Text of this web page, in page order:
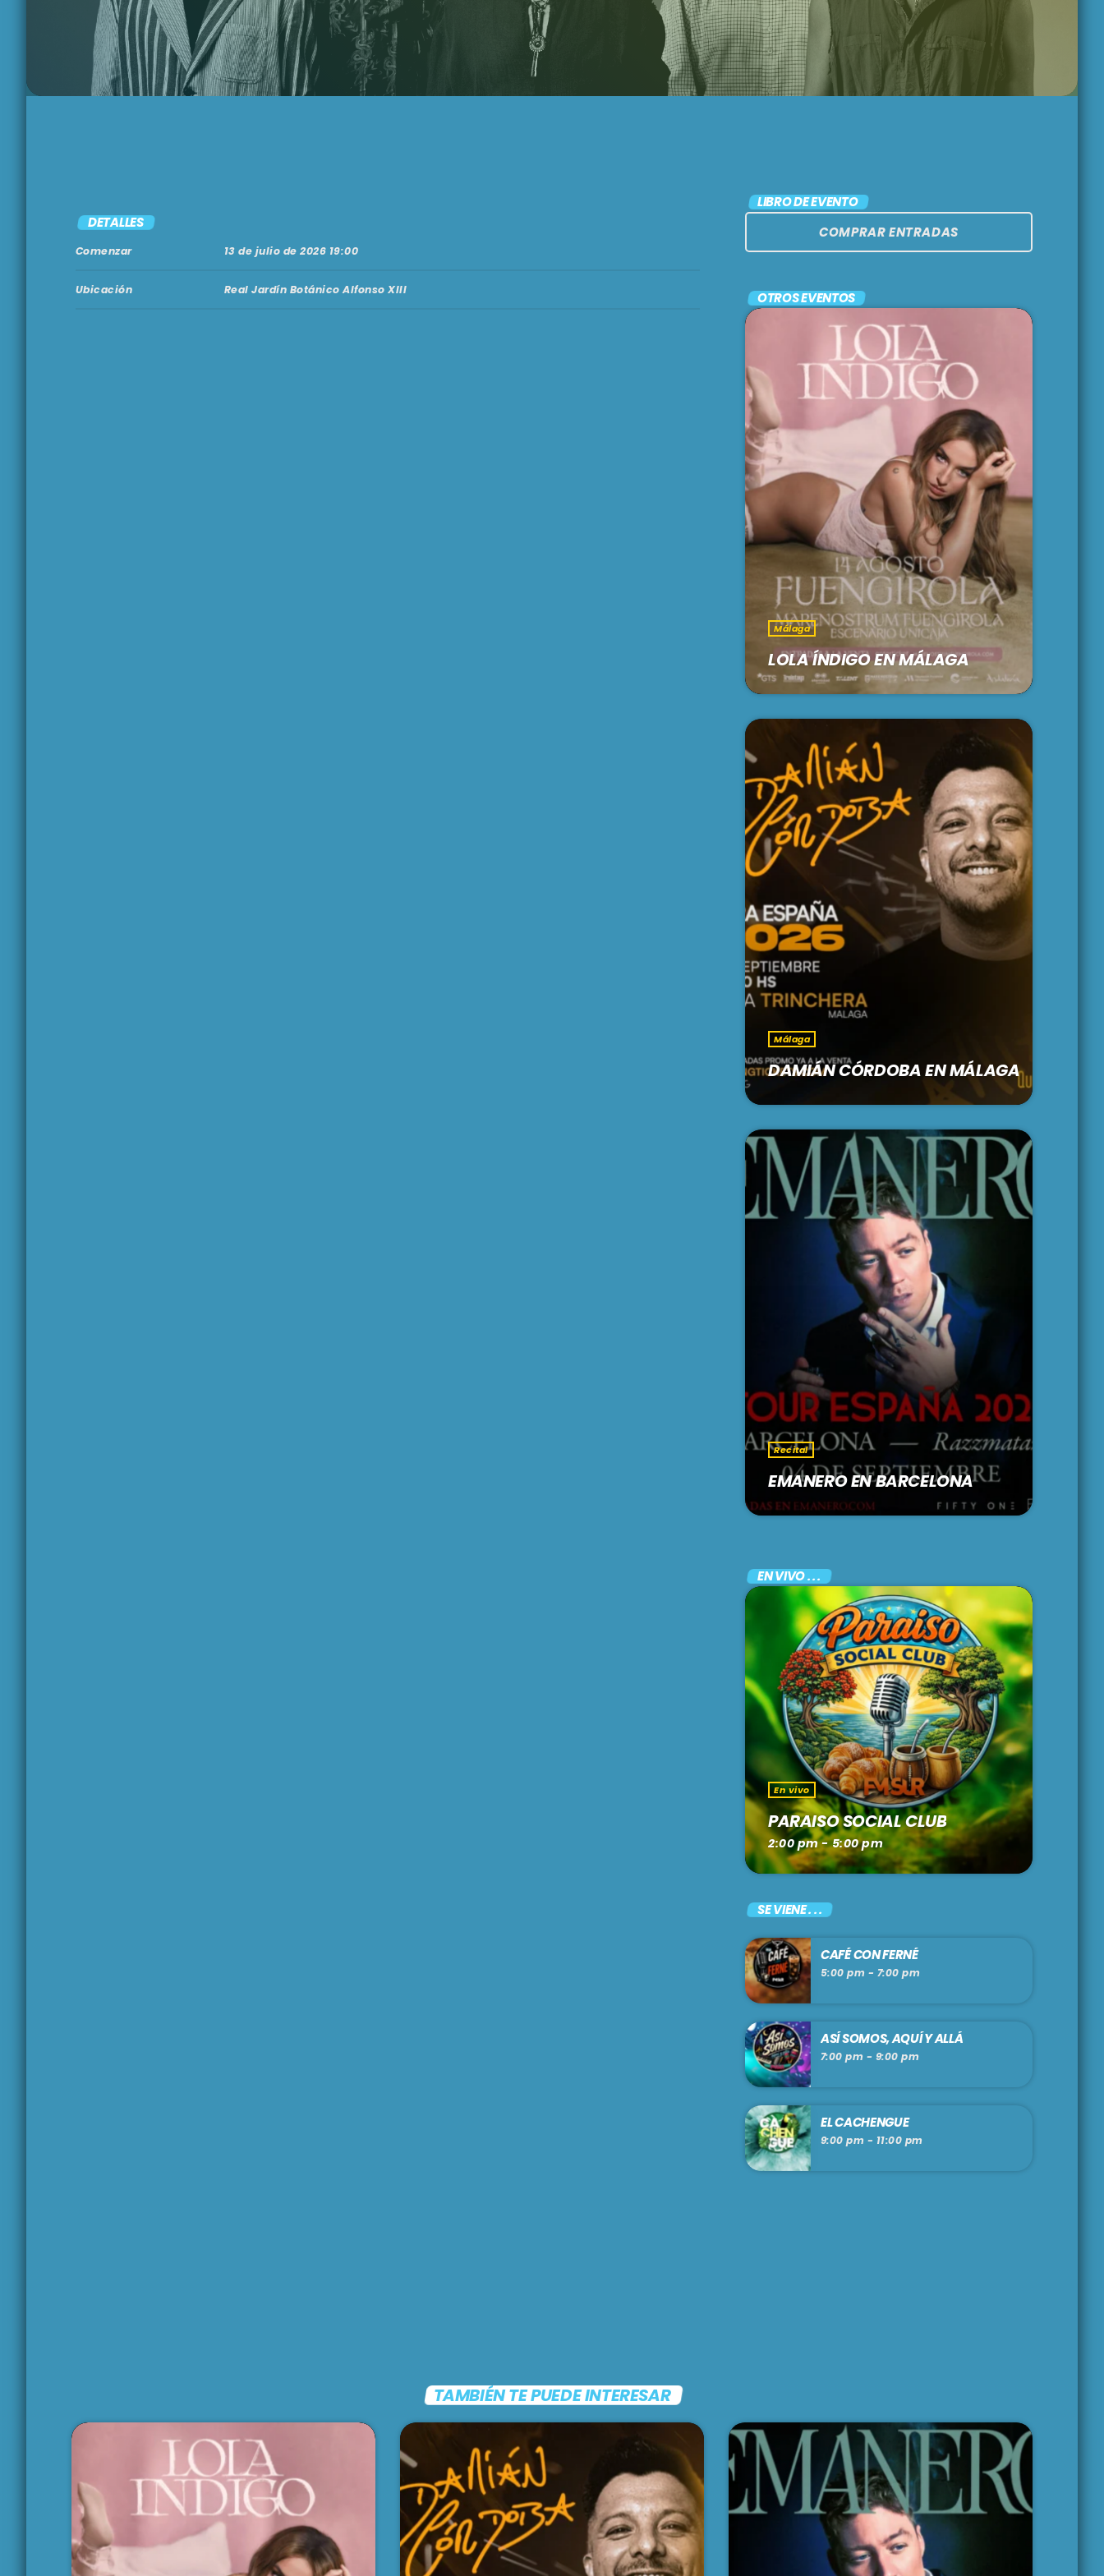
9:00 pm - 11:00 pm
DETALLES
Comenzar 13 de julio de 2026 19:00
Ubicación Real Jardín Botánico Alfonso XIII
LIBRO DE EVENTO
COMPRAR ENTRADAS
OTROS EVENTOS
Málaga
LOLA ÍNDIGO EN MÁLAGA
Málaga
DAMIÁN CÓRDOBA EN MÁLAGA
Recital
EMANERO EN BARCELONA
EN VIVO . . .
En vivo
PARAISO SOCIAL CLUB
2:00 pm - 5:00 pm
SE VIENE . . .
CAFÉ CON FERNÉ
5:00 pm - 7:00 pm
ASÍ SOMOS, AQUÍ Y ALLÁ
7:00 pm - 9:00 pm
EL CACHENGUE
9:00 pm - 11:00 pm
TAMBIÉN TE PUEDE INTERESAR